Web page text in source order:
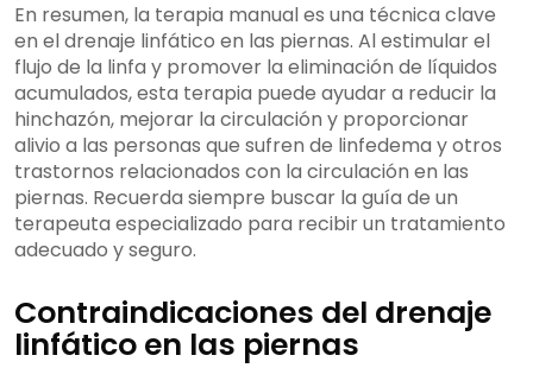
En resumen, la terapia manual es una técnica clave
en el drenaje linfático en las piernas. Al estimular el
flujo de la linfa y promover la eliminación de líquidos
acumulados, esta terapia puede ayudar a reducir la
hinchazón, mejorar la circulación y proporcionar
alivio a las personas que sufren de linfedema y otros
trastornos relacionados con la circulación en las
piernas. Recuerda siempre buscar la guía de un
terapeuta especializado para recibir un tratamiento
adecuado y seguro.
Contraindicaciones del drenaje
linfático en las piernas